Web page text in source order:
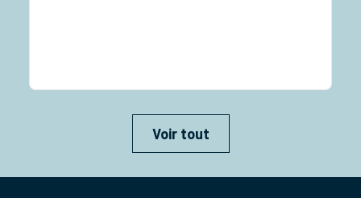
Voir tout